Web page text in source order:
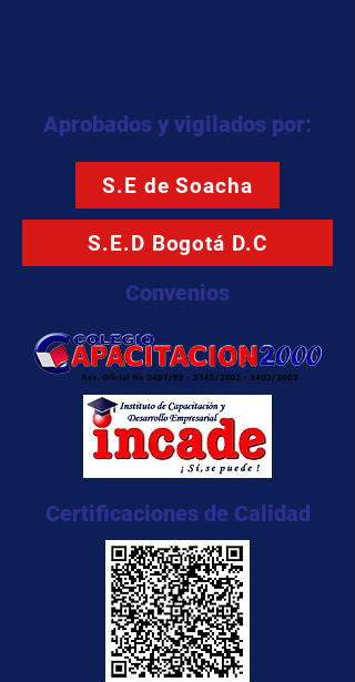
Aprobados y vigilados por:
S.E de Soacha
S.E.D Bogotá D.C
Convenios
Certificaciones de Calidad